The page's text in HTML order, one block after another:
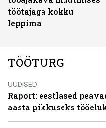
töötajaga kokku
leppima
TÖÖTURG
UUDISED
Raport: eestlased
aasta pikkuseks